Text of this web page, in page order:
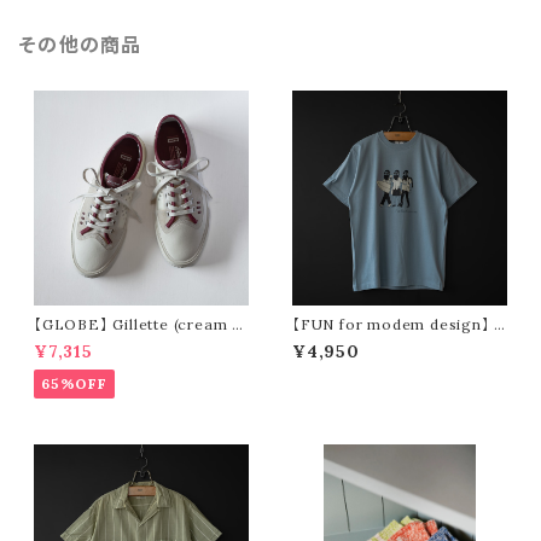
その他の商品
【GLOBE】 Gillette (cream /
pomegranate)
¥7,315
65%OFF
【FUN for modem design】 t
hree oji tee (blue)
¥4,950